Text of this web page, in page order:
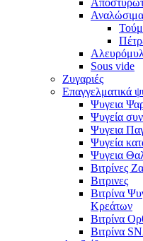
Sous vide
Ζυγαριές
Επαγγελματικά
Ψυγεια
Ψυγεία
Ψυγεια
Ψυγεία
Ψυγεια
Βιτρίνες
Βιτρινες
Βιτρίνα
Κρεάτων
Βιτρίνα
Βιτρίνα